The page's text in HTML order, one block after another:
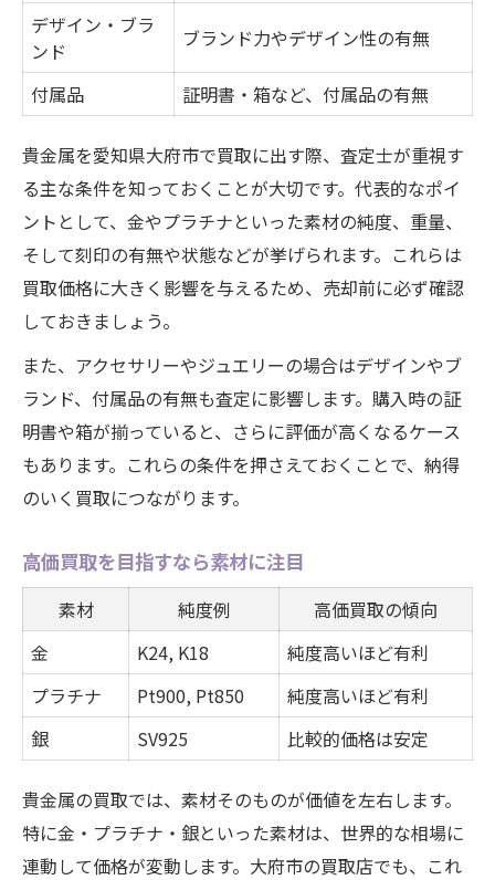
デザイン・ブラ
ンド
ブランド力やデザイン性の有無
付属品 証明書・箱など、付属品の有無
貴金属を愛知県大府市で買取に出す際、査定士が重視す
る主な条件を知っておくことが大切です。代表的なポイ
ントとして、金やプラチナといった素材の純度、重量、
そして刻印の有無や状態などが挙げられます。これらは
買取価格に大きく影響を与えるため、売却前に必ず確認
しておきましょう。
また、アクセサリーやジュエリーの場合はデザインやブ
ランド、付属品の有無も査定に影響します。購入時の証
明書や箱が揃っていると、さらに評価が高くなるケース
もあります。これらの条件を押さえておくことで、納得
のいく買取につながります。
高価買取を目指すなら素材に注目
素材 純度例
高価買取の傾向
金
K24, K18
純度高いほど有利
プラチナ
Pt900, Pt850
純度高いほど有利
銀
SV925 比較的価格は安定
貴金属の買取では、素材そのものが価値を左右します。
特に金・プラチナ・銀といった素材は、世界的な相場に
連動して価格が変動します。大府市の買取店でも、これ